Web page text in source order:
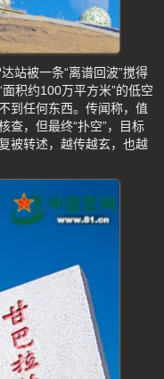
站被一条“离谱回波”搅得
积约100万平方米”的低空
到任何东西。传闻称，值
查，但最终“扑空”，目标
被转述，越传越玄，也越